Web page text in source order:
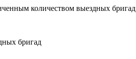
количеством выездных бригад
бригад